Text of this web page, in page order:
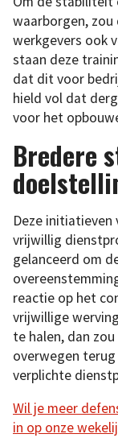
waarborgen,
werkgevers ook
staan deze
dat dit voor
hield vol dat
voor het
Bredere
Deze initiatieven
vrijwillig
gelanceerd om
reactie op het
vrijwillige
te halen, dan
overwegen
verplichte
Wil je meer
in op onze